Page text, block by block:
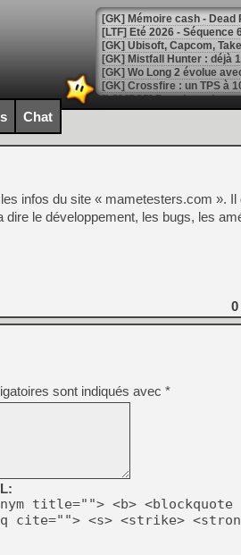
[LTF] Eté 2026 - Séquence
[GK] Mistfall Hunter : déjà
[GK] Wo Long 2 évolue
[GK] Crossfire : un TPS à
[LS] [PS5] Premiers
[Mo5] DOOM arrive en
[GK] Bethesda fête les 30
[GK] Roblox : l'action en
[GK] Agenda - GeForce
[LS] [PS5] ps5-y2jb-
[GK] Pourquoi Marvel
[GK] Test : Restory : Chill
[GK] GTA 6 : Rockstar
[GK] Hot Wheels Infinite
[GK] Mémoire cash -
[GK] Résultats Nintendo :
[GK] Déjà des
[Mo5] Brickboy cherche à
[GK] Minecraft et ses «
[GK] Beast of
[GK] Ubisoft : fin de partie
[GK] Mémoire cash -
[GK] Dan Houser (GTA)
Chat
infos du site « mametesters.com ». Il
dire le développement, les bugs, les
0
sont indiqués avec *
title=""> <b> <blockquote
cite=""> <s> <strike>